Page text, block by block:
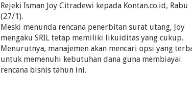
Rejeki Isman Joy Citradewi kepada Kontan.co.id, Rabu
(27/1).
Meski menunda rencana penerbitan surat utang, Joy
mengaku SRIL tetap memiliki likuiditas yang cukup.
Menurutnya, manajemen akan mencari opsi yang
untuk memenuhi kebutuhan dana guna membiayai
rencana bisnis tahun ini.